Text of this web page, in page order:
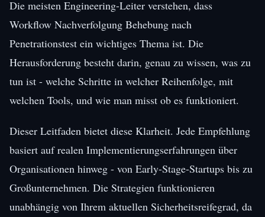
Die meisten Engineering-Leiter verstehen, dass
Workflow Nachverfolgung Behebung nach
Penetrationstest ein wichtiges Thema ist. Die
Herausforderung besteht darin, genau zu wissen, was zu
tun ist - welche Schritte in welcher Reihenfolge, mit
welchen Tools, und wie man misst ob es funktioniert.
Dieser Leitfaden bietet diese Klarheit. Jede Empfehlung
basiert auf realen Implementierungserfahrungen über
Organisationen hinweg - von Early-Stage-Startups bis zu
Großunternehmen. Die Strategien funktionieren
unabhängig von Ihrem aktuellen Sicherheitsreifegrad, da